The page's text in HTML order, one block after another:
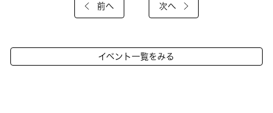
前へ 次へ
イベント一覧をみる